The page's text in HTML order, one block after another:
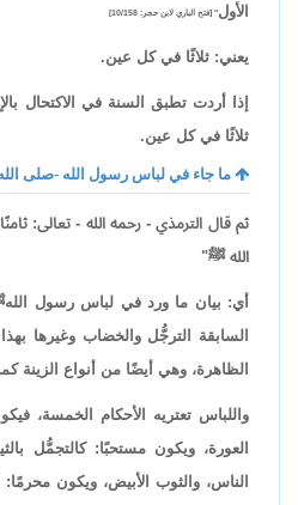
الأول" [فتح الباري لابن حجر: 10/158]
يعني: ثلاثًا في كل عين.
إذا أردت تطبق السنة في الاكتحال
ثلاثًا في كل عين.
ما جاء في لباس رسول الله -صلى
ثم قال الترمذي - رحمه الله - تعالى:
الله ﷺ"
أي: بيان ما ورد في لباس رسول
السابقة الترجُّل والخضاب وغيرها بهذا
الظاهرة، وهي أيضًا من أنواع الزينة
واللباس تعتريه الأحكام الخمسة،
العورة، ويكون مستحبًا: كالتجمُّل
الناس، والثوب الأبيض، ويكون